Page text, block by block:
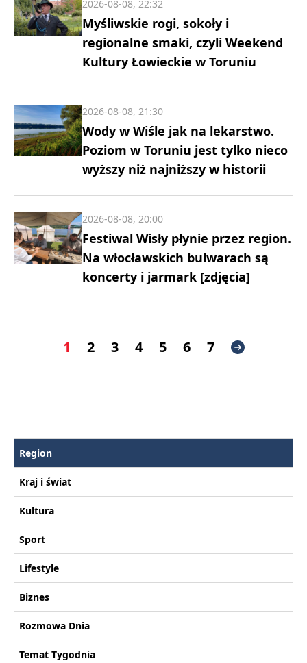
Myśliwskie rogi, sokoły i
regionalne smaki, czyli Weekend
Kultury Łowieckie w Toruniu
2026-08-08, 22:32
Wody w Wiśle jak na lekarstwo.
Poziom w Toruniu jest tylko nieco
wyższy niż najniższy w historii
2026-08-08, 21:30
Festiwal Wisły płynie przez region.
Na włocławskich bulwarach są
koncerty i jarmark [zdjęcia]
2026-08-08, 20:00
1 2 3 4 5 6 7
Region
Kraj i świat
Kultura
Sport
Lifestyle
Biznes
Rozmowa Dnia
Temat Tygodnia